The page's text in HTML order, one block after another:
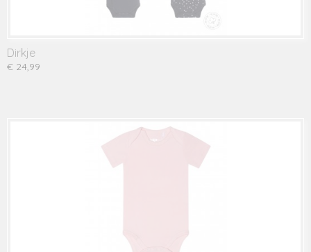
Dirkje
€ 24,99